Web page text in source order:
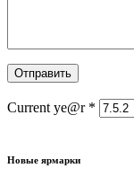
Current ye@r *
Новые ярмарки